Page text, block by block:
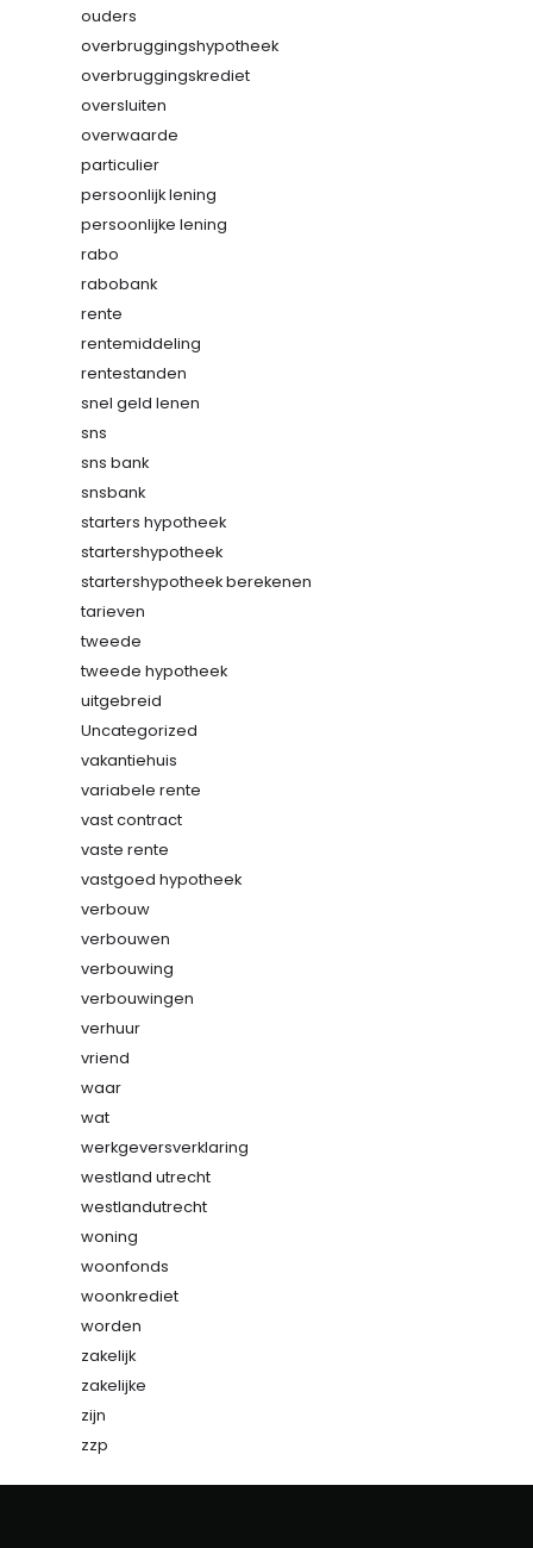
ouders
overbruggingshypotheek
overbruggingskrediet
oversluiten
overwaarde
particulier
persoonlijk lening
persoonlijke lening
rabo
rabobank
rente
rentemiddeling
rentestanden
snel geld lenen
sns
sns bank
snsbank
starters hypotheek
startershypotheek
startershypotheek berekenen
tarieven
tweede
tweede hypotheek
uitgebreid
Uncategorized
vakantiehuis
variabele rente
vast contract
vaste rente
vastgoed hypotheek
verbouw
verbouwen
verbouwing
verbouwingen
verhuur
vriend
waar
wat
werkgeversverklaring
westland utrecht
westlandutrecht
woning
woonfonds
woonkrediet
worden
zakelijk
zakelijke
zijn
zzp